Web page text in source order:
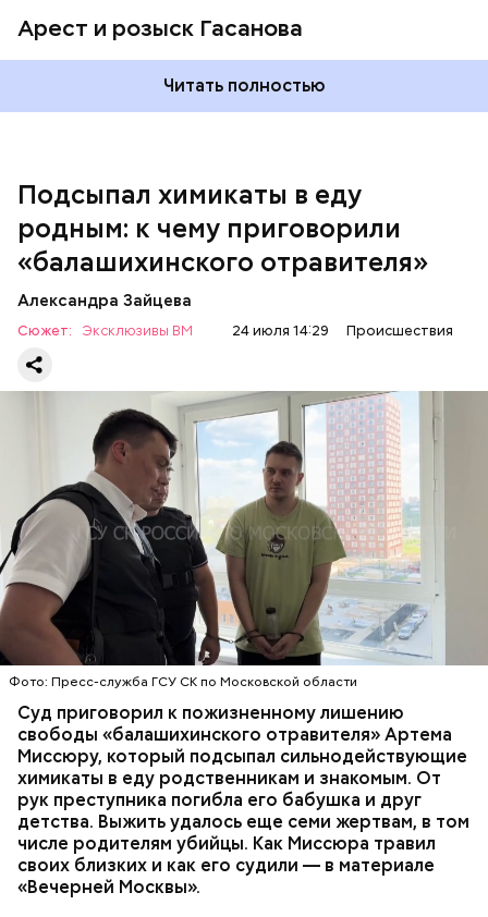
Арест и розыск Гасанова
Читать полностью
Подсыпал химикаты в еду
родным: к чему приговорили
«балашихинского отравителя»
Александра Зайцева
Сюжет: Эксклюзивы ВМ 24 июля 14:29 Происшествия
Фото: Пресс-служба ГСУ СК по Московской области
Суд приговорил к пожизненному лишению
свободы «балашихинского отравителя» Артема
Миссюру, который подсыпал сильнодействующие
химикаты в еду родственникам и знакомым. От
рук преступника погибла его бабушка и друг
детства. Выжить удалось еще семи жертвам, в том
числе родителям убийцы. Как Миссюра травил
своих близких и как его судили — в материале
«Вечерней Москвы».
Все началось в июне, когда двое супругов
обратились в местную больницу с жалобами на
плохое самочувствие. Врачи не смогли поставить
им точный диагноз, после чего анализы
потерпевших направили на экспертизу. В них
специалисты обнаружили сильнодействующий
химикат дихлорэтан, который не мог попасть в
организм супругов случайно. То же самое вещество
нашли в еде, изъятой из квартиры пострадавших.
Play
Video
Видео: пресс-служба ГСУ СК по Московской области
Началось расследование. В квартире потерпевших
Также отравленную пищу ела его младшая сестра.
ОТРАВЛЕНИЯ БАЛАШИХА
РОДИТЕЛИ
СЛЕДСТВЕННЫЙ КОМИТЕТ
ЭКСПЕРТИЗЫ